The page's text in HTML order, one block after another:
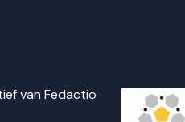
van Fedactio